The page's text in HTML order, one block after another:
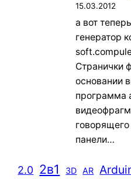
15.03.2012
а вот
генератор
Странички
основании
программа
панели…
2.0 2в1 3D AR